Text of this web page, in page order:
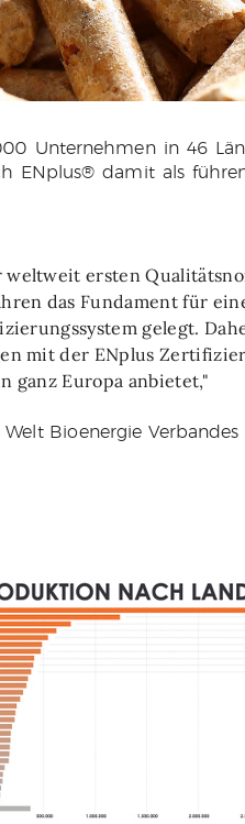
Unternehmen in 46
ENplus® damit als
ersten
das Fundament für
gelegt.
mit der ENplus
ganz Europa anbietet,"
Bioenergie